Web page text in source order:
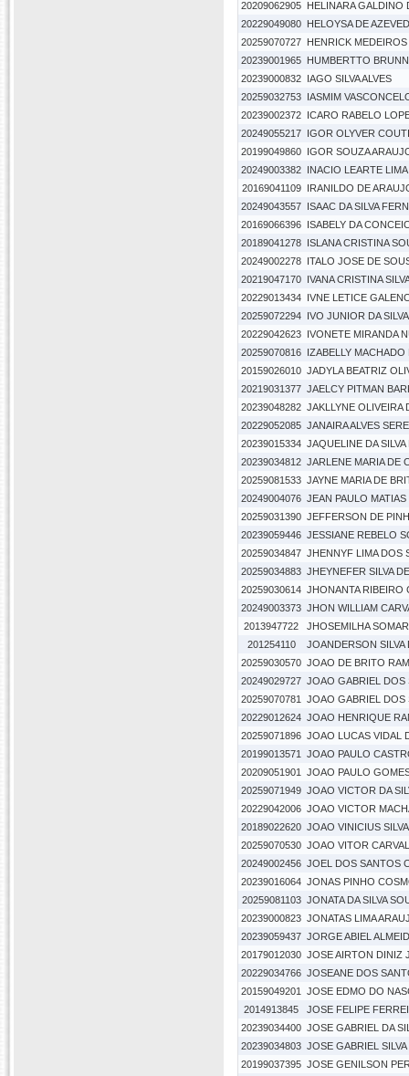
20209062905 HELINARA GALDINO
20229049080 HELOYSA DE
20259070727 HENRICK MEDEIROS
20239001965 HUMBERTTO
20239000832 IAGO SILVA ALVES
20259032753 IASMIM
20239002372 ICARO RABELO
20249055217 IGOR OLYVER
20199049860 IGOR SOUZA
20249003382 INACIO LEARTE LIMA
20169041109
IRANILDO DE
20249043557 ISAAC DA SILVA
20169066396 ISABELY DA
20189041278 ISLANA CRISTINA
20249002278 ITALO JOSE DE
20219047170 IVANA CRISTINA
20229013434 IVNE LETICE
20259072294 IVO JUNIOR DA
20229042623 IVONETE MIRANDA
20259070816 IZABELLY MACHADO
20159026010 JADYLA BEATRIZ
20219031377 JAELCY PITMAN
20239048282 JAKLLYNE OLIVEIRA
20229052085 JANAIRA ALVES
20239015334 JAQUELINE DA SILVA
20239034812 JARLENE MARIA DE
20259081533 JAYNE MARIA DE
20249004076 JEAN PAULO MATIAS
20259031390 JEFFERSON DE
20239059446 JESSIANE REBELO
20259034847 JHENNYF LIMA DOS
20259034883 JHEYNEFER SILVA
20259030614 JHONANTA RIBEIRO
20249003373 JHON WILLIAM
2013947722
JHOSEMILHA
201254110
JOANDERSON SILVA
20259030570 JOAO DE BRITO
20249029727 JOAO GABRIEL DOS
20259070781
JOAO GABRIEL DOS
20229012624 JOAO HENRIQUE
20259071896 JOAO LUCAS VIDAL
20199013571
JOAO PAULO
20209051901
JOAO PAULO
20259071949 JOAO VICTOR DA
20229042006 JOAO VICTOR
20189022620 JOAO VINICIUS
20259070530 JOAO VITOR
20249002456 JOEL DOS SANTOS
20239016064 JONAS PINHO
20259081103 JONATA DA SILVA
20239000823 JONATAS LIMA
20239059437 JORGE ABIEL
20179012030 JOSE AIRTON DINIZ
20229034766 JOSEANE DOS
20159049201
JOSE EDMO DO
2014913845
JOSE FELIPE
20239034400 JOSE GABRIEL DA
20239034803 JOSE GABRIEL
20199037395 JOSE GENILSON